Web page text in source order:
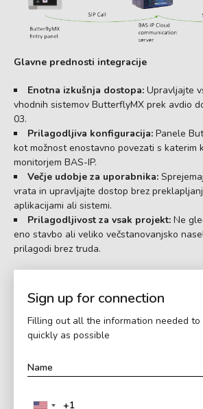
Glavne prednosti integracije
Enotna izkušnja dostopa: Upravljajte
vhodnih sistemov ButterflyMX prek avdio
03.
Prilagodljiva konfiguracija: Panele
kot možnost enostavno povezati s katerim
monitorjem BAS-IP.
Večje udobje za uporabnika:
vrata in upravljajte dostop brez
aplikacijami ali sistemi.
Prilagodljivost za vsak projekt: Ne
eno stavbo ali veliko večstanovanjsko
prilagodi brez truda.
Sign up for connection
Filling out all the information needed
quickly as possible